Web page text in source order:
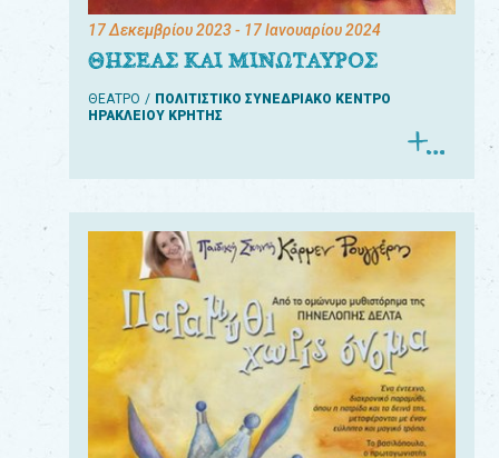
17 Δεκεμβρίου 2023- 17 Ιανουαρίου 2024
ΘΗΣΕΑΣ ΚΑΙ ΜΙΝΩΤΑΥΡΟΣ
ΘΕΑΤΡΟ
ΠΟΛΙΤΙΣΤΙΚΟ ΣΥΝΕΔΡΙΑΚΟ ΚΕΝΤΡΟ
ΗΡΑΚΛΕΙΟΥ ΚΡΗΤΗΣ